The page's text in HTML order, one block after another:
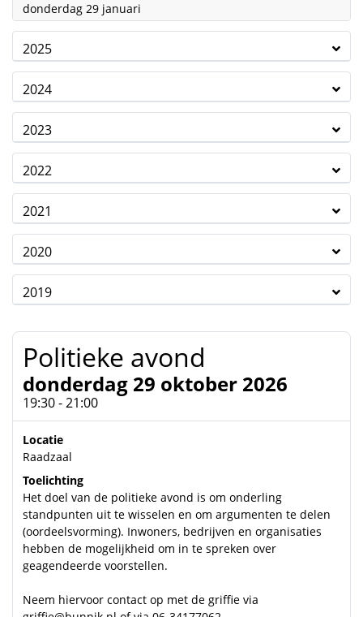
donderdag 29 januari
2025
2024
2023
2022
2021
2020
2019
Politieke avond
donderdag 29 oktober 2026
19:30 - 21:00
Locatie
Raadzaal
Toelichting
Het doel van de politieke avond is om onderling
standpunten uit te wisselen en om argumenten te delen
(oordeelsvorming). Inwoners, bedrijven en organisaties
hebben de mogelijkheid om in te spreken over
geagendeerde voorstellen.
Neem hiervoor contact op met de griffie via